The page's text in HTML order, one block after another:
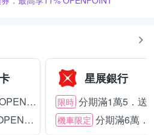
星展銀行
限時 分期滿1萬5．送
機車限定 分期滿6萬．